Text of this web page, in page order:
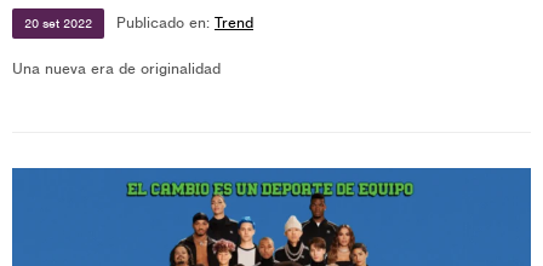
20 set 2022 Publicado en: Trend
Una nueva era de originalidad